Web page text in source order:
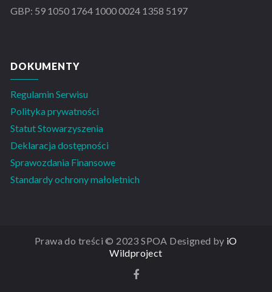
GBP: 59 1050 1764 1000 0024 1358 5197
DOKUMENTY
Regulamin Serwisu
Polityka prywatności
Statut Stowarzyszenia
Deklaracja dostępności
Sprawozdania Finansowe
Standardy ochrony małoletnich
Prawa do treści © 2023 SPOA Designed by iO
Wildproject